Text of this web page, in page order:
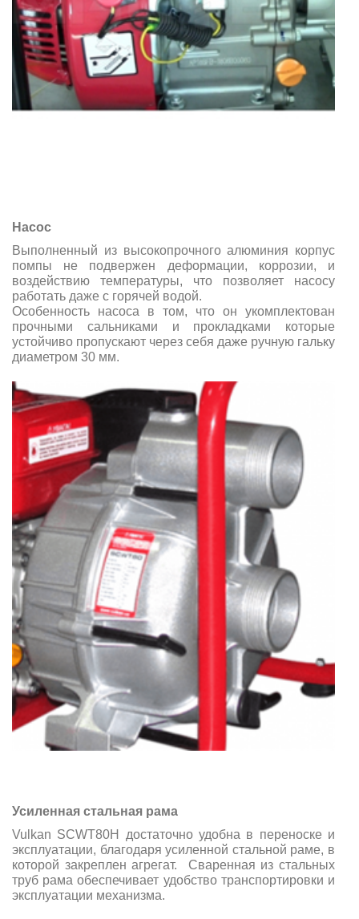
Насос
Выполненный из высокопрочного алюминия корпус
помпы не подвержен деформации, коррозии, и
воздействию температуры, что позволяет насосу
работать даже с горячей водой.
Особенность насоса в том, что он укомплектован
прочными сальниками и прокладками которые
устойчиво пропускают через себя даже ручную гальку
диаметром 30 мм.
Усиленная стальная рама
Vulkan SCWT80H достаточно удобна в переноске и
эксплуатации, благодаря усиленной стальной раме, в
которой закреплен агрегат. Сваренная из стальных
труб рама обеспечивает удобство транспортировки и
эксплуатации механизма.